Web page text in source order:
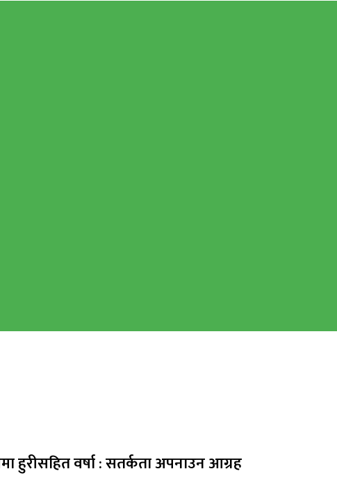
हुरीसहित वर्षा : सतर्कता अपनाउन आग्रह